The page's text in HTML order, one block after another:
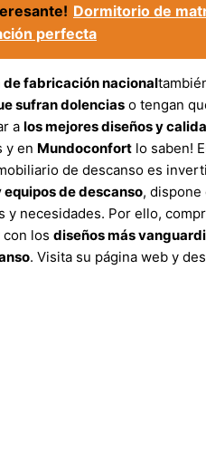
Dormitorio de
perfecta
de fabricación nacional
sufran dolencias o tengan
a los mejores diseños y
y en Mundoconfort lo saben!
de descanso es
de descanso,
y necesidades. Por ello,
con los diseños más
. Visita su página web y